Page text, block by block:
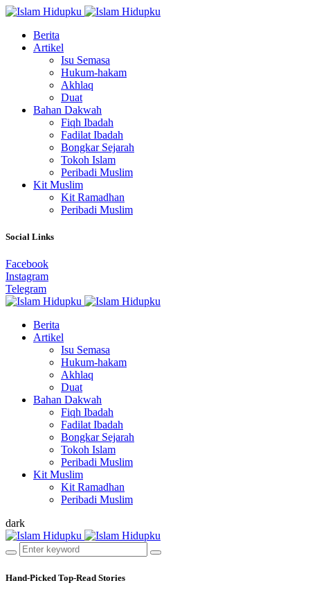
Berita
Artikel
Isu Semasa
Hukum-hakam
Akhlaq
Duat
Bahan Dakwah
Fiqh Ibadah
Fadilat Ibadah
Bongkar Sejarah
Tokoh Islam
Peribadi Muslim
Kit Muslim
Kit Ramadhan
Peribadi Muslim
Social Links
Facebook
Instagram
Telegram
Berita
Artikel
Isu Semasa
Hukum-hakam
Akhlaq
Duat
Bahan Dakwah
Fiqh Ibadah
Fadilat Ibadah
Bongkar Sejarah
Tokoh Islam
Peribadi Muslim
Kit Muslim
Kit Ramadhan
Peribadi Muslim
dark
Hand-Picked Top-Read Stories